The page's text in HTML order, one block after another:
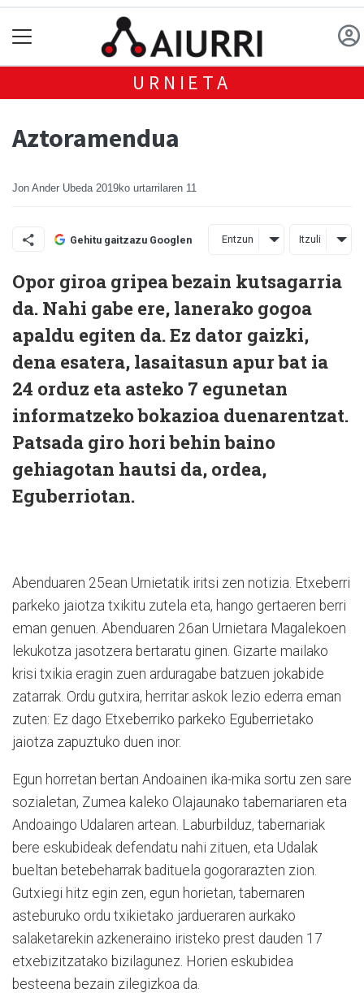
URNIETA
Aztoramendua
Jon Ander Ubeda 2019ko urtarrilaren 11
Gehitu gaitzazu Googlen Entzun Itzuli
Opor giroa gripea bezain kutsagarria
da. Nahi gabe ere, lanerako gogoa
apaldu egiten da. Ez dator gaizki,
dena esatera, lasaitasun apur bat ia
24 orduz eta asteko 7 egunetan
informatzeko bokazioa duenarentzat.
Patsada giro hori behin baino
gehiagotan hautsi da, ordea,
Eguberriotan.
Abenduaren 25ean Urnietatik iritsi zen notizia. Etxeberri
parkeko jaiotza txikitu zutela eta, hango gertaeren berri
eman genuen. Abenduaren 26an Urnietara Magalekoen
lekukotza jasotzera bertaratu ginen. Gizarte mailako
krisi txikia eragin zuen arduragabe batzuen jokabide
zatarrak. Ordu gutxira, herritar askok lezio ederra eman
zuten: Ez dago Etxeberriko parkeko Eguberrietako
jaiotza zapuztuko duen inor.
Egun horretan bertan Andoainen ika-mika sortu zen sare
sozialetan, Zumea kaleko Olajaunako tabernariaren eta
Andoaingo Udalaren artean. Laburbilduz, tabernariak
bere eskubideak defendatu nahi zituen, eta Udalak
bueltan betebeharrak badituela gogorarazten zion.
Gutxiegi hitz egin zen, egun horietan, tabernaren
asteburuko ordu txikietako jardueraren aurkako
salaketarekin azkeneraino iristeko prest dauden 17
etxebizitzatako bizilagunez. Horien eskubidea
besteena bezain zilegizkoa da.